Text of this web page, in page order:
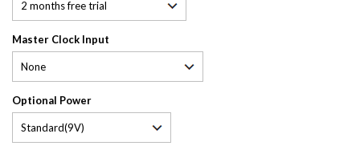
Master Clock Input
Optional Power